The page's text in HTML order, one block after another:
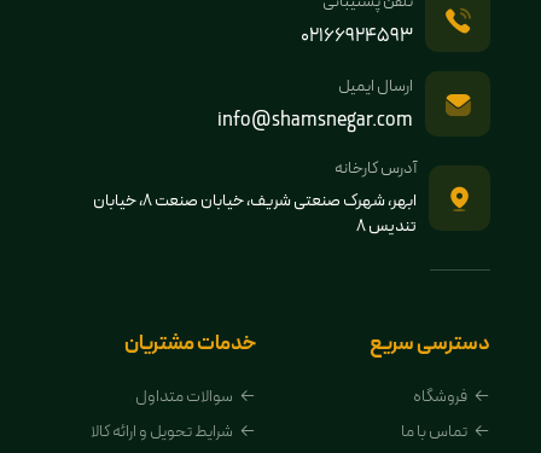
02166924593
ارسال ایمیل
info@shamsnegar.com
آدرس کارخانه
ابهر، شهرک صنعتی شریف، خیابان صنعت 8، خیابان
تندیس 8
دسترسی سریع
فروشگاه
تماس با ما
خدمات مشتریان
سوالات متداول
شرایط تحویل و ارائه کالا